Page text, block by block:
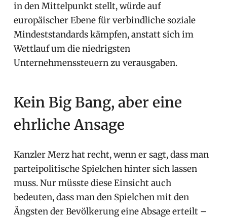
in den Mittelpunkt stellt, würde auf
europäischer Ebene für verbindliche soziale
Mindeststandards kämpfen, anstatt sich im
Wettlauf um die niedrigsten
Unternehmenssteuern zu verausgaben.
Kein Big Bang, aber eine
ehrliche Ansage
Kanzler Merz hat recht, wenn er sagt, dass man
parteipolitische Spielchen hinter sich lassen
muss. Nur müsste diese Einsicht auch
bedeuten, dass man den Spielchen mit den
Ängsten der Bevölkerung eine Absage erteilt –